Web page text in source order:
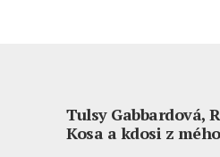
Tulsy Gabbardová,
Kosa a kdosi z